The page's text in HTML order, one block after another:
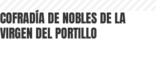
COFRADÍA DE NOBLES DE LA
VIRGEN DEL PORTILLO